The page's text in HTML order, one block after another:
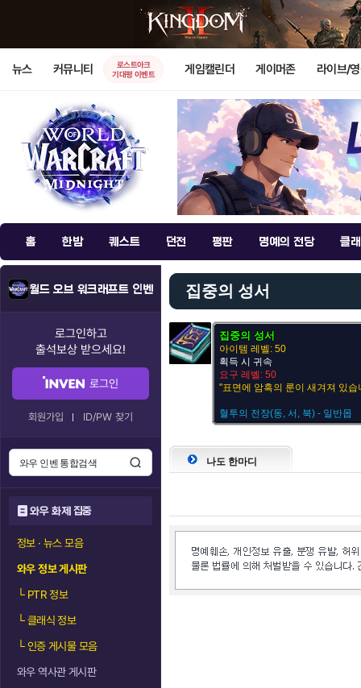
뉴스 커뮤니티
로스트아크
기대평 이벤트
게임캘린더 게이머존 라이브/
홈 한밤 퀘스트 던전 평판 명예의 전당 클
월드 오브 워크래프트 인벤
로그인하고
출석보상 받으세요!
로그인
회원가입 ID/PW 찾기
와우 화제 집중
정보 · 뉴스 모음
와우 정보 게시판
└PTR 정보
└클래식 정보
└인증 게시물 모음
와우 역사관 게시판
집중의 성서
집중의 성서
아이템 레벨: 50
획득 시 귀속
요구 레벨: 50
"표면에 암흑의 룬이 새겨져 있습
혈투의 전장(동, 서, 북) - 일반몹
나도 한마디